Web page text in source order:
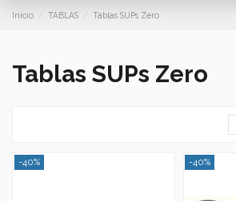
Inicio TABLAS Tablas SUPs Zero
Tablas SUPs Zero
-40% -40%